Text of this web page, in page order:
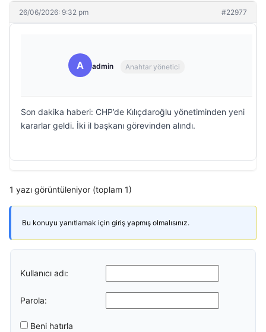
26/06/2026: 9:32 pm #22977
A admin Anahtar yönetici
Son dakika haberi: CHP’de Kılıçdaroğlu yönetiminden yeni
kararlar geldi. İki il başkanı görevinden alındı.
1 yazı görüntüleniyor (toplam 1)
Bu konuyu yanıtlamak için giriş yapmış olmalısınız.
Kullanıcı adı:
Parola:
Beni hatırla